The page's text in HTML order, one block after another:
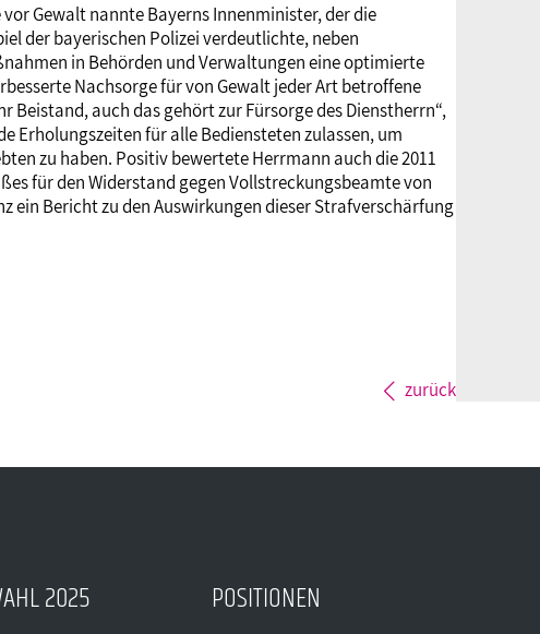
Gewalt nannte Bayerns Innenminister, der die
der bayerischen Polizei verdeutlichte, neben
in Behörden und Verwaltungen eine optimierte
Nachsorge für von Gewalt jeder Art betroffene
auch das gehört zur Fürsorge des Dienstherrn“,
Erholungszeiten für alle Bediensteten zulassen, um
zu haben. Positiv bewertete Herrmann auch die 2011
für den Widerstand gegen Vollstreckungsbeamte von
ein Bericht zu den Auswirkungen dieser Strafverschärfung
zurück
2025 POSITIONEN